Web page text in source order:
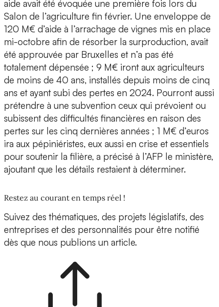
aide avait été évoquée une première fois lors du
Salon de l’agriculture fin février. Une enveloppe de
120 M€ d’aide à l’arrachage de vignes mis en place
mi-octobre afin de résorber la surproduction, avait
été approuvée par Bruxelles et n’a pas été
totalement dépensée ; 9 M€ iront aux agriculteurs
de moins de 40 ans, installés depuis moins de cinq
ans et ayant subi des pertes en 2024. Pourront aussi
prétendre à une subvention ceux qui prévoient ou
subissent des difficultés financières en raison des
pertes sur les cinq dernières années ; 1 M€ d’euros
ira aux pépiniéristes, eux aussi en crise et essentiels
pour soutenir la filière, a précisé à l’AFP le ministère,
ajoutant que les détails restaient à déterminer.
Restez au courant en temps réel !
Suivez des thématiques, des projets législatifs, des
entreprises et des personnalités pour être notifié
dès que nous publions un article.